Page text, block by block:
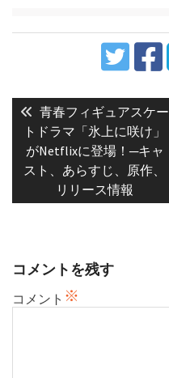
稿
ビ
ゲ
Previous
post:
青春フィギュアスケー
トドラマ「氷上に咲け」
がNetflixに登場！─キャ
スト、あらすじ、原作、
リリース情報
コメントを残す
コメント ※